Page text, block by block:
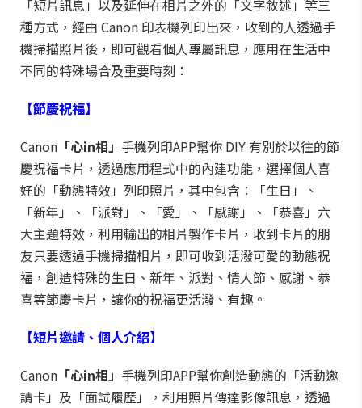
「短片訊息」以及延伸在相片之外的「文字敘述」等三
種方式，經由 Canon 印表機列印出來，收到的人透過手
機掃描照片後，即可觀看個人專屬訊息，應用在生活中
不同的特殊場合及重要時刻：
【節慶祝福】
Canon 「心in相」 手機列印APP幫你 DIY 有別於以往的節
慶祝福卡片，透過應用程式中的內建功能，選擇個人喜
好的「動態特效」列印照片，其中包含：「生日」、
「新年」、「派對」、「愛」、「感謝」、「恭喜」六
大主題特效，利用輸出的相片製作卡片，收到卡片的朋
友只要透過手機掃描相片，即可收到活潑可愛的動態祝
福，創造特殊的生日、新年、派對、情人節、感謝、恭
喜等節慶卡片，讓你的祝福更活潑、有趣。
【短片邀請 、 個人介紹】
Canon 「心in相」 手機列印APP幫你創造動態的「活動邀
請卡」及「面試履歷」，利用照片傳達影像訊息，透過